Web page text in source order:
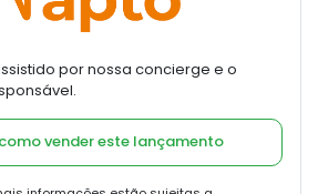
por nossa concierge e o
vender este lançamento